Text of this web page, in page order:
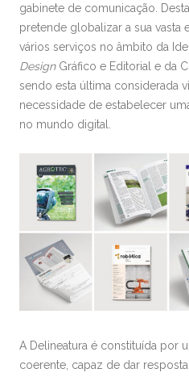
gabinete de comunicação.
pretende globalizar a sua vasta
vários serviços no âmbito da
DesignGráfico e Editorial e da
sendo esta última considerada
necessidade de estabelecer
no mundo digital.
A Delineatura é constituída por
coerente, capaz de dar